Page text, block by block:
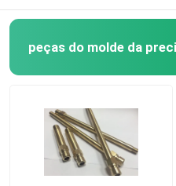
peças do molde da